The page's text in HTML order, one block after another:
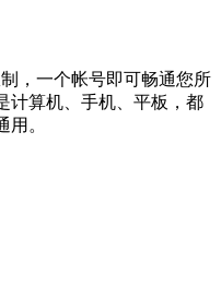
，一个帐号即可畅通您所
计算机、手机、平板，都
。